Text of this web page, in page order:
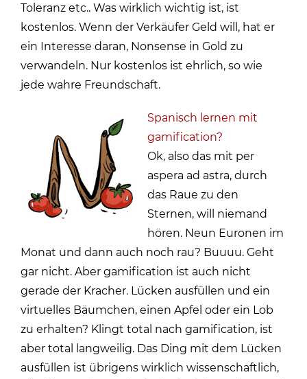
Toleranz etc.. Was wirklich wichtig ist, ist
kostenlos. Wenn der Verkäufer Geld will, hat er
ein Interesse daran, Nonsense in Gold zu
verwandeln. Nur kostenlos ist ehrlich, so wie
jede wahre Freundschaft.
Spanisch lernen mit
gamification?
Ok, also das mit per
aspera ad astra, durch
das Raue zu den
Sternen, will niemand
hören. Neun Euronen im
Monat und dann auch noch rau? Buuuu. Geht
gar nicht. Aber gamification ist auch nicht
gerade der Kracher. Lücken ausfüllen und ein
virtuelles Bäumchen, einen Apfel oder ein Lob
zu erhalten? Klingt total nach gamification, ist
aber total langweilig. Das Ding mit dem Lücken
ausfüllen ist übrigens wirklich wissenschaftlich,